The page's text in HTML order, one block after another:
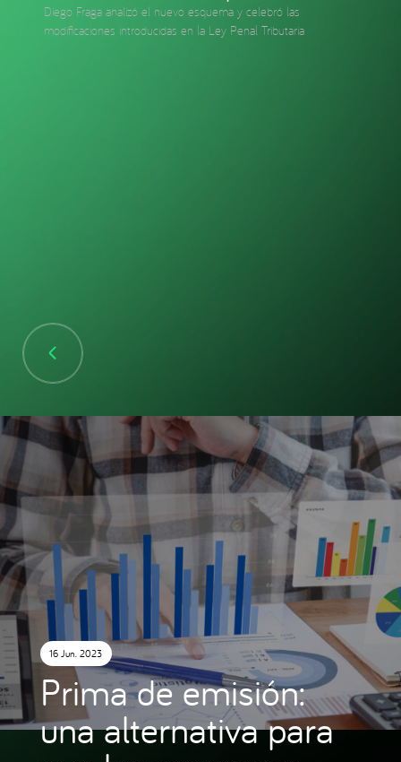
Diego Fraga analizó el nuevo esquema y celebró las
modificaciones introducidas en la Ley Penal Tributaria
16 Jun. 2023
Prima de emisión:
una alternativa para